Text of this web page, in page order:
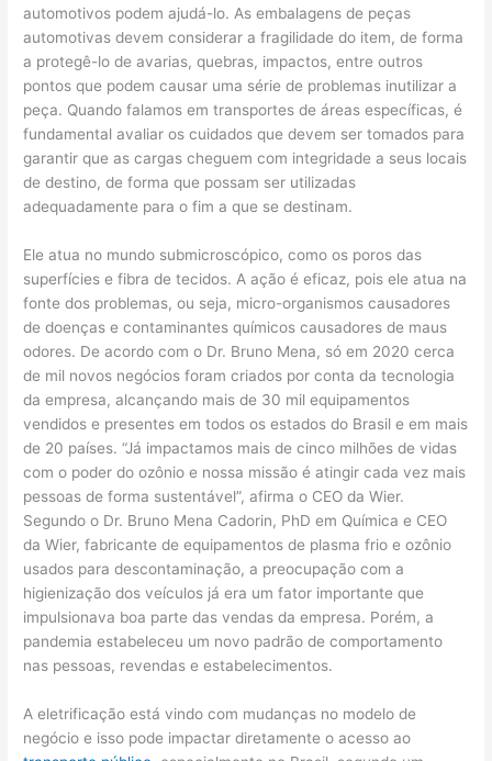
automotivos podem ajudá-lo. As embalagens de peças
automotivas devem considerar a fragilidade do item, de forma
a protegê-lo de avarias, quebras, impactos, entre outros
pontos que podem causar uma série de problemas inutilizar a
peça. Quando falamos em transportes de áreas específicas, é
fundamental avaliar os cuidados que devem ser tomados para
garantir que as cargas cheguem com integridade a seus locais
de destino, de forma que possam ser utilizadas
adequadamente para o fim a que se destinam.
Ele atua no mundo submicroscópico, como os poros das
superfícies e fibra de tecidos. A ação é eficaz, pois ele atua na
fonte dos problemas, ou seja, micro-organismos causadores
de doenças e contaminantes químicos causadores de maus
odores. De acordo com o Dr. Bruno Mena, só em 2020 cerca
de mil novos negócios foram criados por conta da tecnologia
da empresa, alcançando mais de 30 mil equipamentos
vendidos e presentes em todos os estados do Brasil e em mais
de 20 países. “Já impactamos mais de cinco milhões de vidas
com o poder do ozônio e nossa missão é atingir cada vez mais
pessoas de forma sustentável”, afirma o CEO da Wier.
Segundo o Dr. Bruno Mena Cadorin, PhD em Química e CEO
da Wier, fabricante de equipamentos de plasma frio e ozônio
usados para descontaminação, a preocupação com a
higienização dos veículos já era um fator importante que
impulsionava boa parte das vendas da empresa. Porém, a
pandemia estabeleceu um novo padrão de comportamento
nas pessoas, revendas e estabelecimentos.
A eletrificação está vindo com mudanças no modelo de
negócio e isso pode impactar diretamente o acesso ao